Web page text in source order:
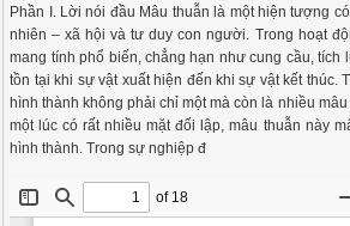
Phần I. Lời nói đầu Mâu thuẫn là một hiện tượng
nhiên – xã hội và tư duy con người. Trong hoạt
mang tính phổ biến, chẳng hạn như cung cầu, tích
tồn tại khi sự vật xuất hiện đến khi sự vật kết thúc.
hình thành không phải chỉ một mà còn là nhiều
một lúc có rất nhiều mặt đối lập, mâu thuẫn này
hình thành. Trong sự nghiệp đ